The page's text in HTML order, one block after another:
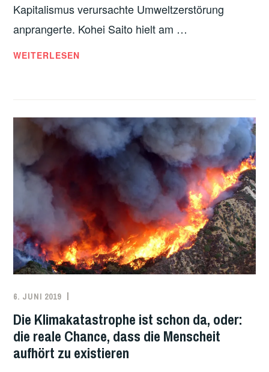
Kapitalismus verursachte Umweltzerstörung
anprangerte. Kohei Saito hielt am …
DER
MARX
WEITERLESEN
6. JUNI 2019
KLIMA
,
ÖKOLOGIE
Die Klimakatastrophe ist schon da, oder:
die reale Chance, dass die Menscheit
aufhört zu existieren